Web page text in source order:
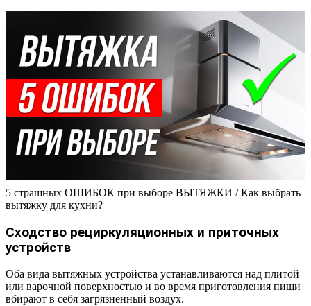
5 страшных ОШИБОК при выборе ВЫТЯЖКИ / Как выбрать
вытяжку для кухни?
Сходство рециркуляционных и приточных
устройств
Оба вида вытяжных устройства устанавливаются над плитой
или варочной поверхностью и во время приготовления пищи
вбирают в себя загрязненный воздух.